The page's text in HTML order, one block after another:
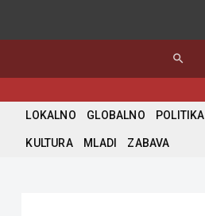
search
LOKALNO GLOBALNO POLITIKA
KULTURA MLADI ZABAVA